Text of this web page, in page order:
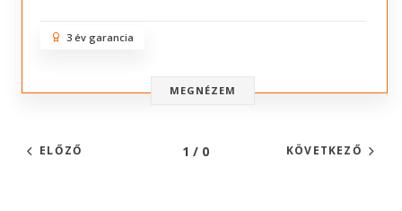
3 év garancia
MEGNÉZEM
ELŐZŐ 1 / 0 KÖVETKEZŐ